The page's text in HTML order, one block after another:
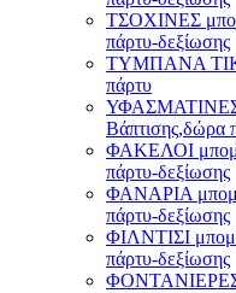
ΤΣΟΧΙΝΕΣ
πάρτυ-δεξίωσης
ΤΥΜΠΑΝΑ ΤΙΚ-
πάρτυ
ΥΦΑΣΜΑΤΙΝΕΣ
Βάπτισης,δώρα
ΦΑΚΕΛΟΙ
πάρτυ-δεξίωσης
ΦΑΝΑΡΙΑ
πάρτυ-δεξίωσης
ΦΙΛΝΤΙΣΙ
πάρτυ-δεξίωσης
ΦΟΝΤΑΝΙΕΡΕΣ